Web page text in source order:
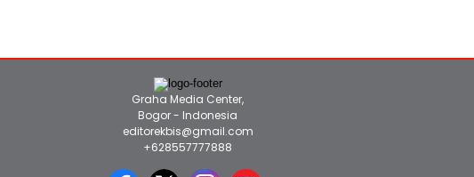
Graha Media Center,
Bogor - Indonesia
editorekbis@gmail.com
+628557777888